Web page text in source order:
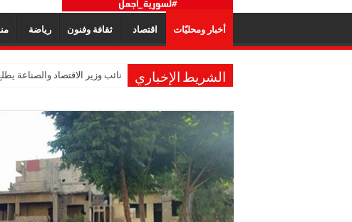
أخبار ومحليّات اقتصاد ثقافة وفنون رياضة
الشريط الإخباري نائب وزير الاقتصاد والصناعة